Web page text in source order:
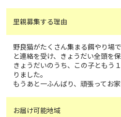
里親募集する理由
野良猫がたくさん集まる餌やり場
と連絡を受け、きょうだい全頭を保
きょうだいのうち、この子ともう
りました。
もうあと一ふんばり、頑張ってお
お届け可能地域